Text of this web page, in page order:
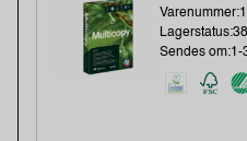
Sendes om:1-